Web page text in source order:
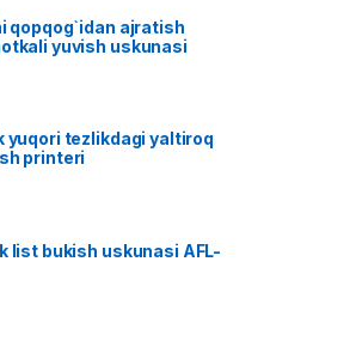
qopqog`idan ajratish
yuvish uskunasi
yuqori tezlikdagi yaltiroq
printeri
list bukish uskunasi AFL-